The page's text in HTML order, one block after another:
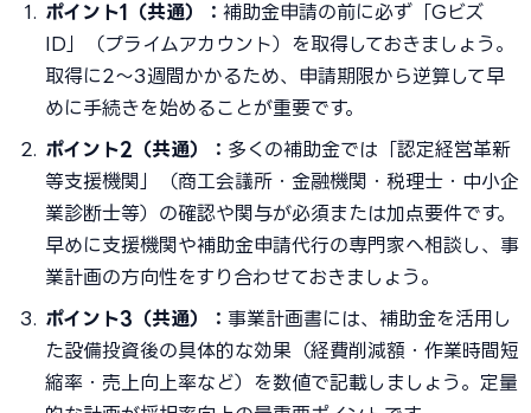
ポイント1（共通）： 補助金申請の前に必ず「Gビズ
ID」（プライムアカウント）を取得しておきましょう。
取得に2〜3週間かかるため、申請期限から逆算して早
めに手続きを始めることが重要です。
ポイント2（共通）： 多くの補助金では「認定経営革新
等支援機関」（商工会議所・金融機関・税理士・中小企
業診断士等）の確認や関与が必須または加点要件です。
早めに支援機関や補助金申請代行の専門家へ相談し、事
業計画の方向性をすり合わせておきましょう。
ポイント3（共通）： 事業計画書には、補助金を活用し
た設備投資後の具体的な効果（経費削減額・作業時間短
縮率・売上向上率など）を数値で記載しましょう。定量